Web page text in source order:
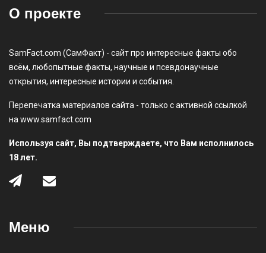
О проекте
SamFact.com (СамФакт) - сайт про интересные факты обо
всём, любопытные факты, научные и псевдонаучные
открытия, интересные истории и события.
Перепечатка материалов сайта - только с активной ссылкой
на www.samfact.com
Используя сайт, Вы подтверждаете, что Вам исполнилось
18 лет.
Меню